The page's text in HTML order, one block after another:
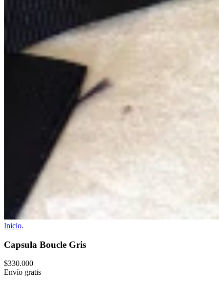
Inicio.
Capsula Boucle Gris
$330.000
Envío gratis